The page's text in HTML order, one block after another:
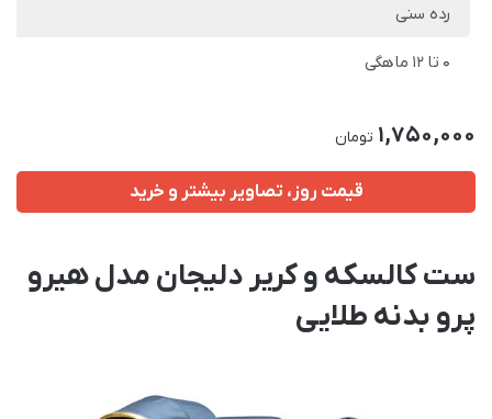
رده سنی
0 تا 12 ماهگی
1,750,000 تومان
قیمت روز، تصاویر بیشتر و خرید
ست کالسکه و کریر دلیجان مدل هیرو
پرو بدنه طلایی